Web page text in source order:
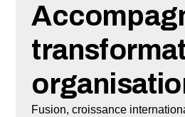
Fusion, croissance